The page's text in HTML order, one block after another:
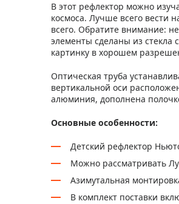
В этот рефлектор можно
космоса. Лучше всего вести
всего. Обратите внимание:
элементы сделаны из стекла
картинку в хорошем
Оптическая труба
вертикальной оси
алюминия, дополнена
Основные особенности:
Детский рефлектор
Можно рассматривать
Азимутальная
В комплект поставки